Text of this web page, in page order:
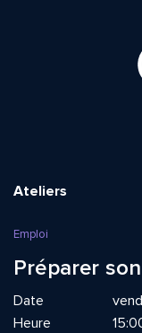
Ateliers
Emploi
Préparer
Date
Heure